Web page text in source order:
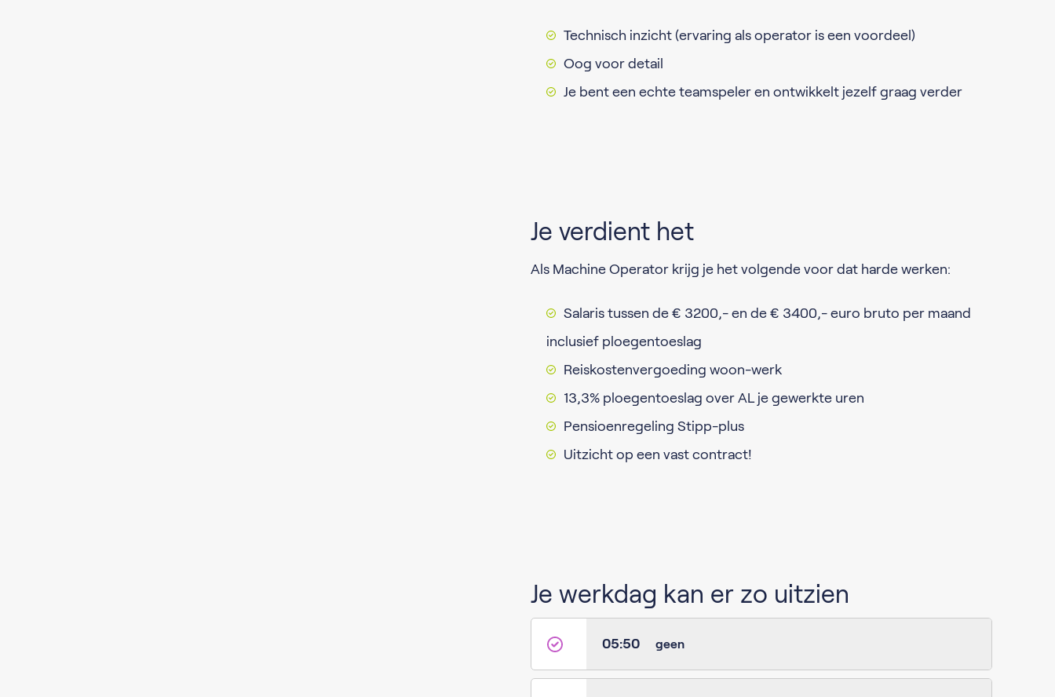
Technisch inzicht (ervaring als operator is een voordeel)
Oog voor detail
Je bent een echte teamspeler en ontwikkelt jezelf graag verder
Je verdient het
Als Machine Operator krijg je het volgende voor dat harde werken:
Salaris tussen de € 3200,- en de € 3400,- euro bruto per maand
inclusief ploegentoeslag
Reiskostenvergoeding woon-werk
13,3% ploegentoeslag over AL je gewerkte uren
Pensioenregeling Stipp-plus
Uitzicht op een vast contract!
Je werkdag kan er zo uitzien
05:50 geen